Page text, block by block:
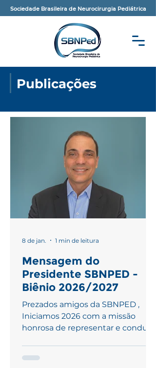
Sociedade Brasileira de Neurocirurgia Pediátrica
Publicações
Mensagem do
Presidente SBNPED -
Biênio 2026/2027
Prezados amigos da SBNPED ,
Iniciamos 2026 com a missão
honrosa de representar e conduzir
a confiança de vocês. Os desafios
8 de jan. 1 min de leitura